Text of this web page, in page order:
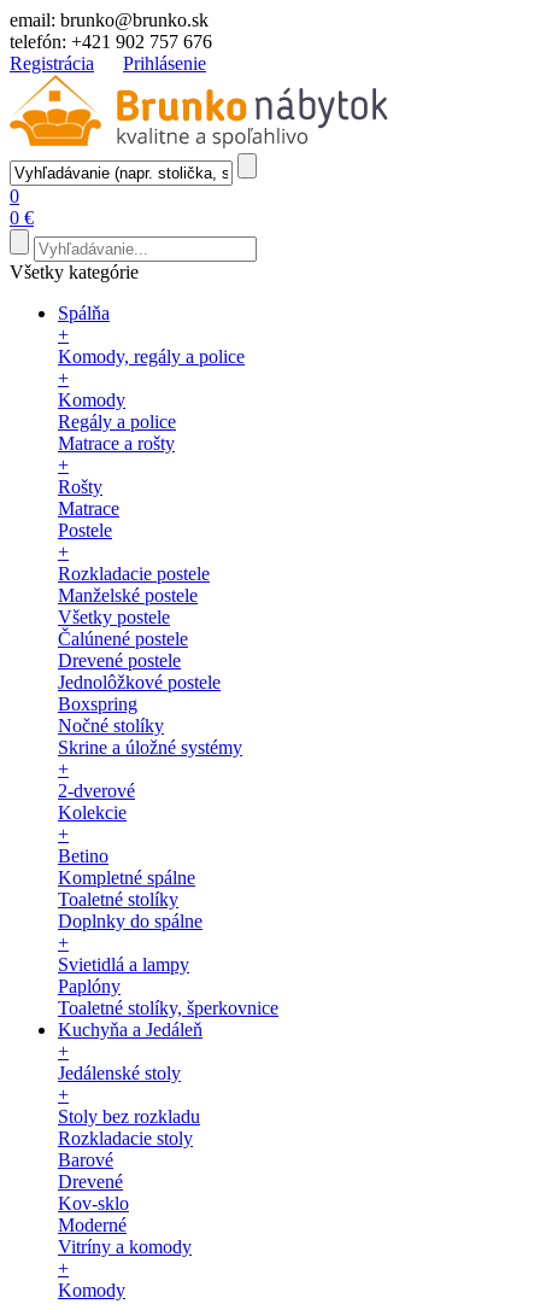
email: brunko@brunko.sk
telefón: +421 902 757 676
Registrácia
Prihlásenie
0
0 €
Všetky kategórie
Spálňa
+
Komody, regály a police
+
Komody
Regály a police
Matrace a rošty
+
Rošty
Matrace
Postele
+
Rozkladacie postele
Manželské postele
Všetky postele
Čalúnené postele
Drevené postele
Jednolôžkové postele
Boxspring
Nočné stolíky
Skrine a úložné systémy
+
2-dverové
Kolekcie
+
Betino
Kompletné spálne
Toaletné stolíky
Doplnky do spálne
+
Svietidlá a lampy
Paplóny
Toaletné stolíky, šperkovnice
Kuchyňa a Jedáleň
+
Jedálenské stoly
+
Stoly bez rozkladu
Rozkladacie stoly
Barové
Drevené
Kov-sklo
Moderné
Vitríny a komody
+
Komody